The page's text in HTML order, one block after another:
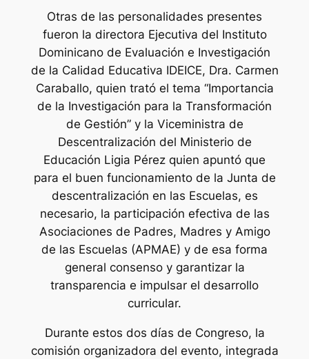
Otras de las personalidades presentes
fueron la directora Ejecutiva del Instituto
Dominicano de Evaluación e Investigación
de la Calidad Educativa IDEICE, Dra. Carmen
Caraballo, quien trató el tema “Importancia
de la Investigación para la Transformación
de Gestión” y la Viceministra de
Descentralización del Ministerio de
Educación Ligia Pérez quien apuntó que
para el buen funcionamiento de la Junta de
descentralización en las Escuelas, es
necesario, la participación efectiva de las
Asociaciones de Padres, Madres y Amigo
de las Escuelas (APMAE) y de esa forma
general consenso y garantizar la
transparencia e impulsar el desarrollo
curricular.
Durante estos dos días de Congreso, la
comisión organizadora del evento, integrada